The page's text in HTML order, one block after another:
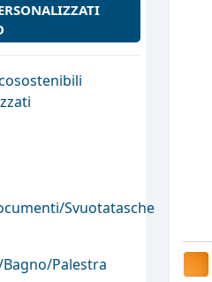
Svuotatasche
Palestra